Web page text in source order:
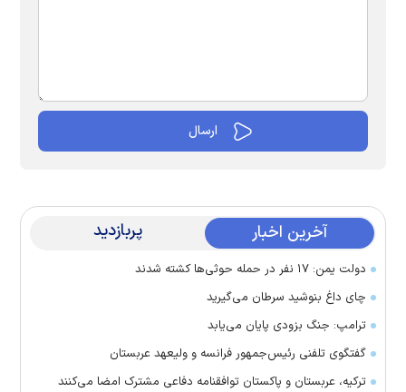
آخرین اخبار پربازدید
دولت یمن: ۱۷ نفر در حمله حوثی‌ها کشته شدند
چای داغ بنوشید سرطان می‌گیرید
ترامپ: جنگ بزودی پایان می‌یابد
گفتگوی تلفنی رئیس‌جمهور فرانسه و ولیعهد عربستان
ترکیه، عربستان و پاکستان توافقنامه دفاعی مشترک امضا می‌کنند